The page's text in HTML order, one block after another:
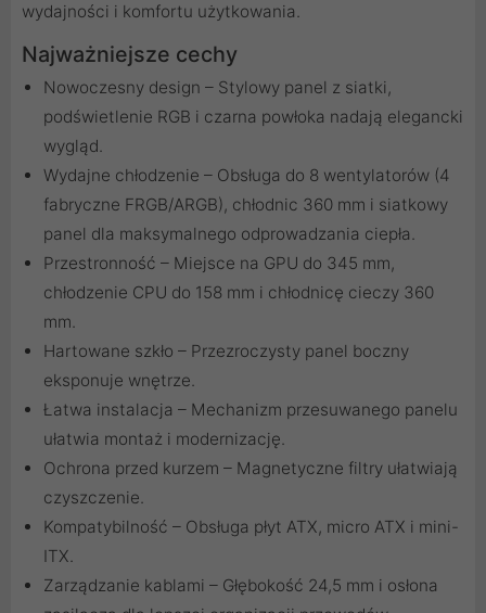
wydajności i komfortu użytkowania.
Najważniejsze cechy
Nowoczesny design – Stylowy panel z siatki,
podświetlenie RGB i czarna powłoka nadają elegancki
wygląd.
Wydajne chłodzenie – Obsługa do 8 wentylatorów (4
fabryczne FRGB/ARGB), chłodnic 360 mm i siatkowy
panel dla maksymalnego odprowadzania ciepła.
Przestronność – Miejsce na GPU do 345 mm,
chłodzenie CPU do 158 mm i chłodnicę cieczy 360
mm.
Hartowane szkło – Przezroczysty panel boczny
eksponuje wnętrze.
Łatwa instalacja – Mechanizm przesuwanego panelu
ułatwia montaż i modernizację.
Ochrona przed kurzem – Magnetyczne filtry ułatwiają
czyszczenie.
Kompatybilność – Obsługa płyt ATX, micro ATX i mini-
ITX.
Zarządzanie kablami – Głębokość 24,5 mm i osłona